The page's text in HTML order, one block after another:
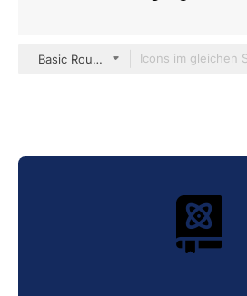
Basic Rounded Filled